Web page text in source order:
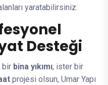
yaratabilirsiniz.
Desteği
bir bina yıkımı, ister bir
projesi olsun, Umar Yapı